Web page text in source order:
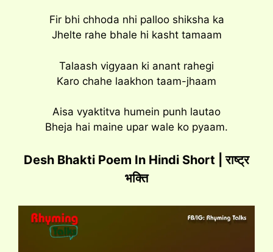
Fir bhi chhoda nhi palloo shiksha ka
Jhelte rahe bhale hi kasht tamaam
Talaash vigyaan ki anant rahegi
Karo chahe laakhon taam-jhaam
Aisa vyaktitva humein punh lautao
Bheja hai maine upar wale ko pyaam.
Desh Bhakti Poem In Hindi Short | राष्ट्र
भक्ति